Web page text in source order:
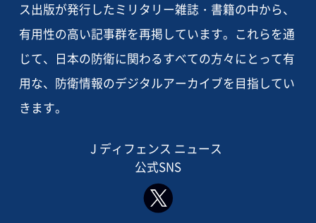
ス出版が発行したミリタリー雑誌・書籍の中から、
有用性の高い記事群を再掲しています。これらを通
じて、日本の防衛に関わるすべての方々にとって有
用な、防衛情報のデジタルアーカイブを目指してい
きます。
J ディフェンス ニュース
公式SNS